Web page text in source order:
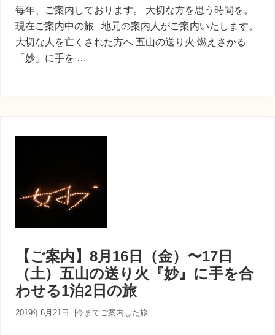
毎年、ご案内しております。 大切な方を思う時間を。
現在ご案内中の旅 地元の案内人がご案内いたします。
大切な人を亡くされた方へ 五山の送り火 燃えさかる
「妙」に手を …
【ご案内】8月16日（金）〜17日
（土）五山の送り火『妙』に手を合
わせる1泊2日の旅
2019年6月21日 今までご案内した旅